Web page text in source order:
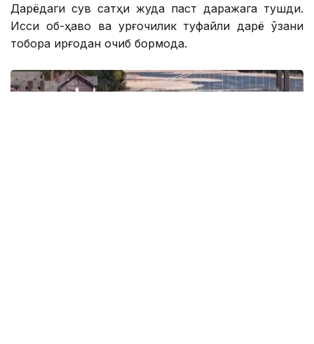
Дарёдаги сув сатҳи жуда паст даражага тушди.
Иссиқ об-ҳаво ва қурғоқчилик туфайли дарё ўзани
тобора қирғоқдан қочиб бормоқда.